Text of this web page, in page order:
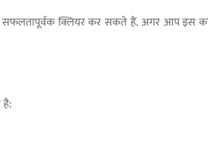
सफलतापूर्वक क्लियर कर सकते हैं. अगर आप इस
है: